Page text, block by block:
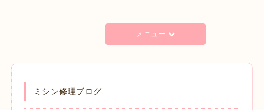
メニュー
ミシン修理ブログ